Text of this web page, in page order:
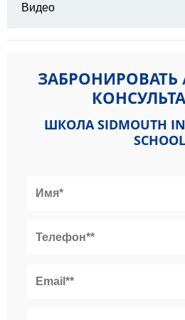
Видео
ЗАБРОНИРОВАТЬ
ШКОЛА SIDMOUTH
SCHOOL